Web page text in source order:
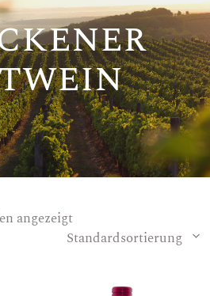
angezeigt
Standardsortierung